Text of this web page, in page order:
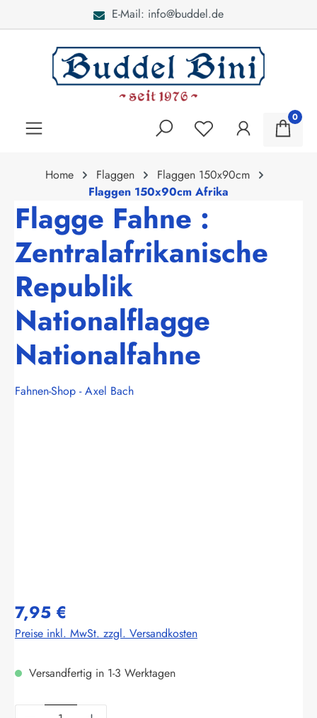
E-Mail: info@buddel.de
0
Home Flaggen
Flaggen 150x90cm
Flaggen 150x90cm Afrika
Flagge Fahne :
Zentralafrikanische
Republik
Nationalflagge
Nationalfahne
Fahnen-Shop - Axel Bach
7,95 €
Preise inkl. MwSt. zzgl. Versandkosten
Versandfertig in 1-3 Werktagen